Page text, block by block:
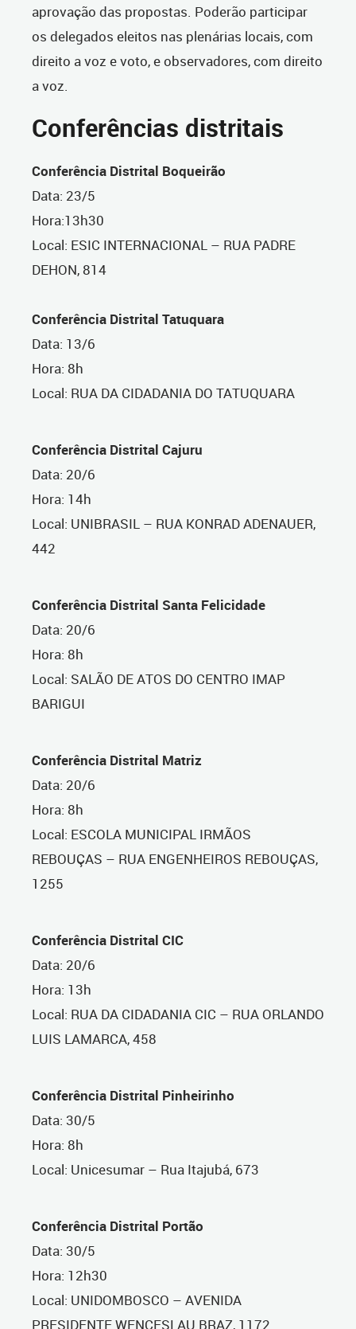
aprovação das propostas. Poderão participar
os delegados eleitos nas plenárias locais, com
direito a voz e voto, e observadores, com direito
a voz.
Conferências distritais
Conferência Distrital Boqueirão
Data: 23/5
Hora:13h30
Local: ESIC INTERNACIONAL – RUA PADRE
DEHON, 814
Conferência Distrital Tatuquara
Data: 13/6
Hora: 8h
Local: RUA DA CIDADANIA DO TATUQUARA
Conferência Distrital Cajuru
Data: 20/6
Hora: 14h
Local: UNIBRASIL – RUA KONRAD ADENAUER,
442
Conferência Distrital Santa Felicidade
Data: 20/6
Hora: 8h
Local: SALÃO DE ATOS DO CENTRO IMAP
BARIGUI
Conferência Distrital Matriz
Data: 20/6
Hora: 8h
Local: ESCOLA MUNICIPAL IRMÃOS
REBOUÇAS – RUA ENGENHEIROS REBOUÇAS,
1255
Conferência Distrital CIC
Data: 20/6
Hora: 13h
Local: RUA DA CIDADANIA CIC – RUA ORLANDO
LUIS LAMARCA, 458
Conferência Distrital Pinheirinho
Data: 30/5
Hora: 8h
Local: Unicesumar – Rua Itajubá, 673
Conferência Distrital Portão
Data: 30/5
Hora: 12h30
Local: UNIDOMBOSCO – AVENIDA
PRESIDENTE WENCESLAU BRAZ, 1172